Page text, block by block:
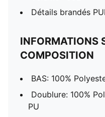
Détails brandés
INFORMATIONS
COMPOSITION
BAS: 100%
Doublure: 100%
PU